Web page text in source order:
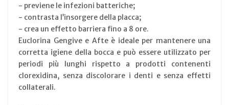
- previene le infezioni batteriche;
- contrasta l’insorgere della placca;
- crea un effetto barriera fino a 8 ore.
Euclorina Gengive e Afte è ideale per mantenere una
corretta igiene della bocca e può essere utilizzato per
periodi più lunghi rispetto a prodotti contenenti
clorexidina, senza discolorare i denti e senza effetti
collaterali.